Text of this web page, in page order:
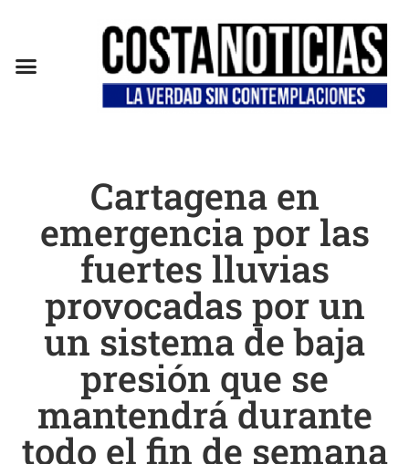
Cartagena en
emergencia por las
fuertes lluvias
provocadas por un
un sistema de baja
presión que se
mantendrá durante
todo el fin de semana